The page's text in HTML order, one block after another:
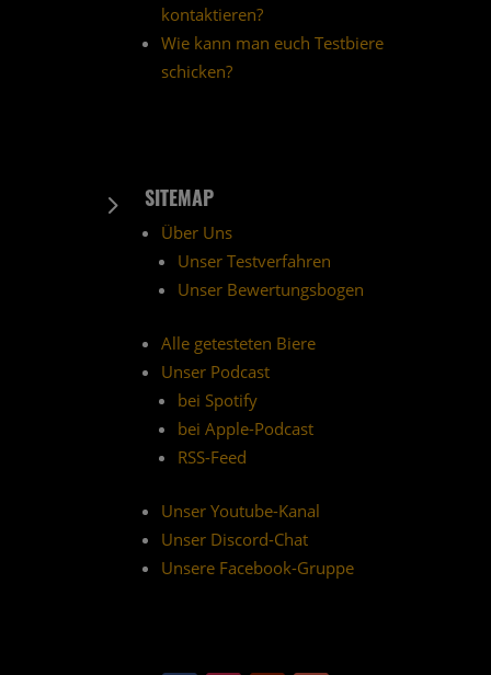
kontaktieren?
Wie kann man euch Testbiere
schicken?
5 SITEMAP
Über Uns
Unser Testverfahren
Unser Bewertungsbogen
Alle getesteten Biere
Unser Podcast
bei Spotify
bei Apple-Podcast
RSS-Feed
Unser Youtube-Kanal
Unser Discord-Chat
Unsere Facebook-Gruppe